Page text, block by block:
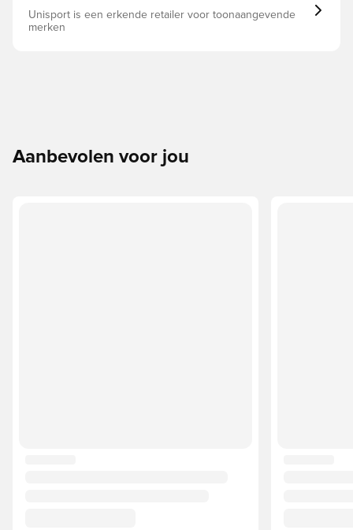
Unisport is een erkende retailer voor toonaangevende
merken
Aanbevolen voor jou